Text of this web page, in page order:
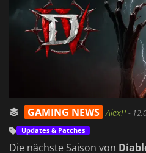
GAMING NEWS AlexP -
Updates & Patches
Die nächste Saison von